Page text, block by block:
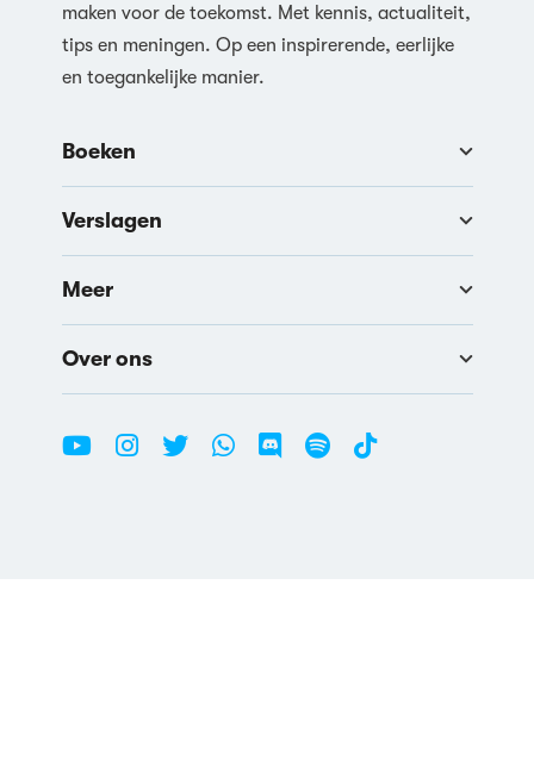
maken voor de toekomst. Met kennis, actualiteit,
tips en meningen. Op een inspirerende, eerlijke
en toegankelijke manier.
Boeken
Verslagen
Meer
Over ons